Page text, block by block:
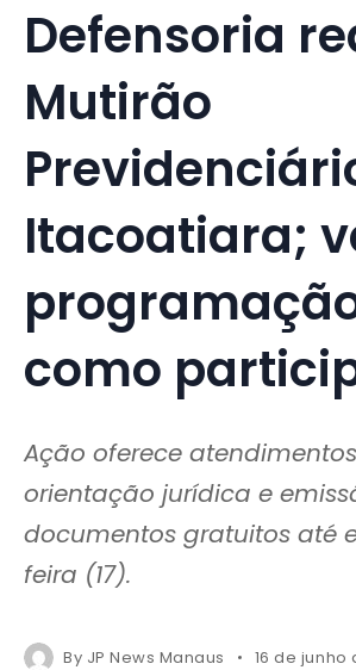
Defensoria
Mutirão
Itacoatiara;
como
Ação oferece atendimentos
orientação jurídica e
documentos gratuitos até
feira (17).
By JP News Manaus 16 de junho